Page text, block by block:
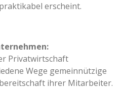
erscheint.
Privatwirtschaft
Wege gemeinnützige
ihrer Mitarbeiter.